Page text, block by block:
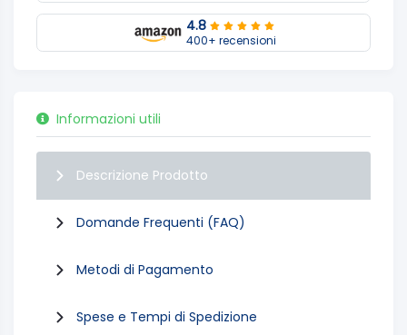
4.8
400+ recensioni
Informazioni utili
Descrizione Prodotto
Domande Frequenti (FAQ)
Metodi di Pagamento
Spese e Tempi di Spedizione